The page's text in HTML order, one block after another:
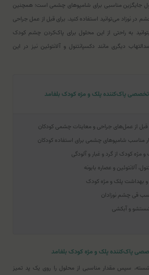
جایگزین مناسبی برای شامپو‌های چشمی است؛ همچنین
در نوزاد می‌توانید استفاده کنید. برای قبل از عمل جراحی
به راحتی از این محلول برای پاک‌کردن چشم کودک
دیگری مانند دکسپانتنول و آلانتوئین نیز در این
پاک‌کننده پلک و مژه کودک بلفامد
قبل از عمل‌های جراحی و معاینات چشمی کودکان
مناسب شامپوهای چشمی برای استفاده کودکان
مژه کودک از گرد و غبار و آلودگی
آلانتوئین و عصاره بابونه
بهداشت پلک و مژه کودک
قی چشم نوزادان
شستشو و آبکشی
پاک‌کننده پلک و مژه کودک بلفامد
سپس مقدار مناسبی از محلول را روی یک پد تمیز